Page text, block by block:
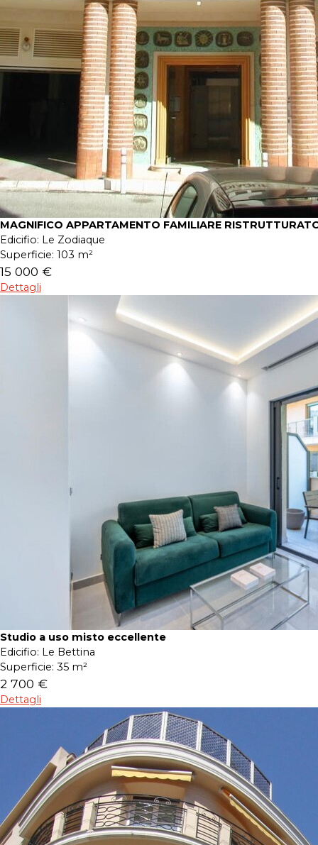
MAGNIFICO APPARTAMENTO FAMILIARE
Edicifio: Le Zodiaque
Superficie: 103 m²
15 000 €
Dettagli
Studio a uso misto eccellente
Edicifio: Le Bettina
Superficie: 35 m²
2 700 €
Dettagli